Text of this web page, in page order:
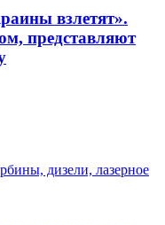
взлетят».
представляют
дизели, лазерное